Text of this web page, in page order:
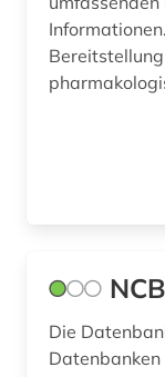
usa (1)
Die